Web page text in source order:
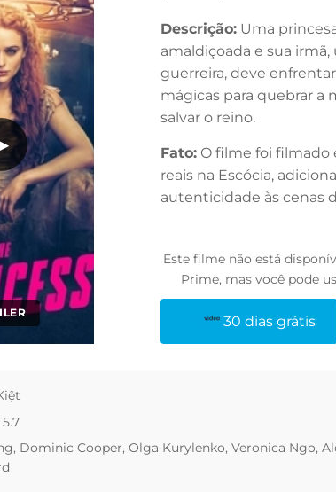
Descrição: Uma
amaldiçoada e sua irmã,
guerreira, deve
mágicas para quebrar a
salvar o reino.
Fato: O filme foi filmado
reais na Escócia,
autenticidade às cenas
Este filme não está
Prime, mas você pode
30 dias grátis
Dominic Cooper, Olga Kurylenko, Veronica Ngo,